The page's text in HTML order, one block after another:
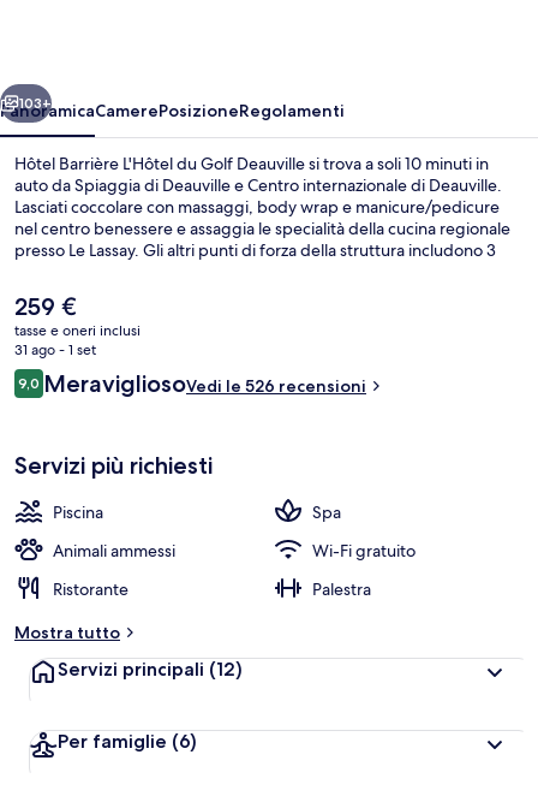
Deauville
Avanti
103+
PanoramicaCamerePosizioneRegolamenti
Hôtel Barrière L'Hôtel du Golf Deauville si trova a soli 10 minuti in
auto da Spiaggia di Deauville e Centro internazionale di Deauville.
Lasciati coccolare con massaggi, body wrap e manicure/pedicure
nel centro benessere e assaggia le specialità della cucina regionale
presso Le Lassay. Gli altri punti di forza della struttura includono 3
piscina.
Il
prezzo
attuale
è
259 €
259 €
tasse e oneri inclusi
31 ago - 1 set
Recensioni
9,09,0 su 10
MeravigliosoVedi le 526 recensioni
Servizi più richiesti
Piscina
Spa
Animali ammessi
Wi-Fi gratuito
Ristorante
Palestra
Mostra tutto
Servizi principali (12)
Per famiglie (6)